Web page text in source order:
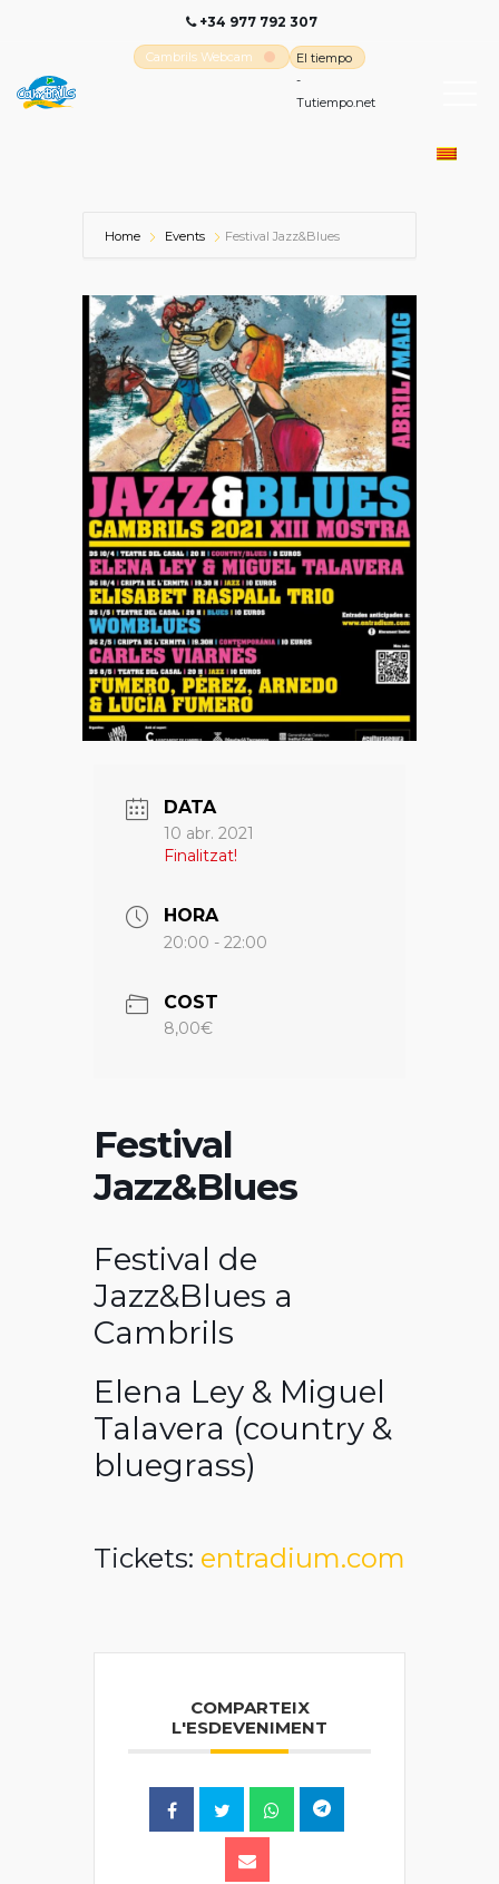
+34 977 792 307
Cambrils Webcam
El tiempo
-
Tutiempo.net
Home Events Festival Jazz&Blues
DATA
10 abr. 2021
Finalitzat!
HORA
20:00 - 22:00
COST
8,00€
Festival
Jazz&Blues
Festival de
Jazz&Blues a
Cambrils
Elena Ley & Miguel
Talavera (country &
bluegrass)
Tickets: entradium.com
COMPARTEIX
L'ESDEVENIMENT